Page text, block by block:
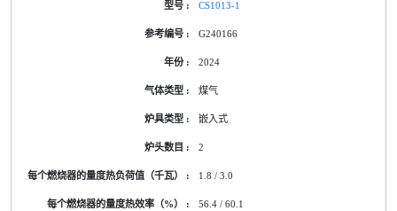
CS1013-1
G240166
2024
煤气
嵌入式
2
1.8 / 3.0
56.4 / 60.1